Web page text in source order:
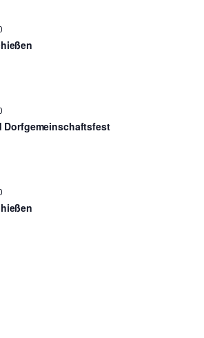
Dorfgemeinschaftsfest